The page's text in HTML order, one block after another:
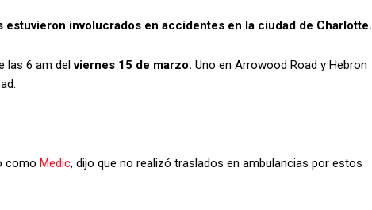
estuvieron involucrados en accidentes en la ciudad de Charlotte.
las 6 am delviernes 15 de marzo. Uno en Arrowood Road y Hebron
como Medic, dijo que no realizó traslados en ambulancias por estos